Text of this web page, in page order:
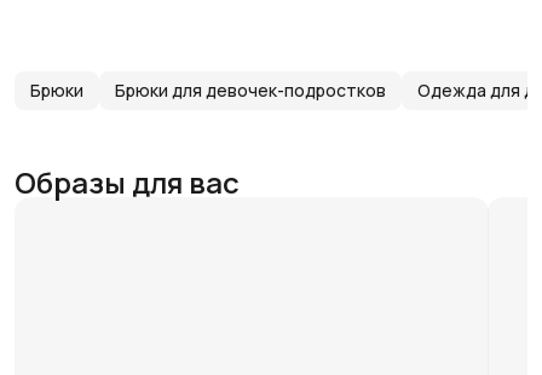
Брюки Брюки для девочек-подростков Одежда для
Образы для вас